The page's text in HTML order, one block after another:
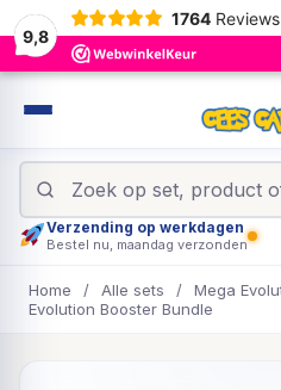
9,8
1764 Reviews
Verzending op werkdagen
Bestel nu, maandag verzonden
Home / Alle sets / Mega
Evolution Booster Bundle